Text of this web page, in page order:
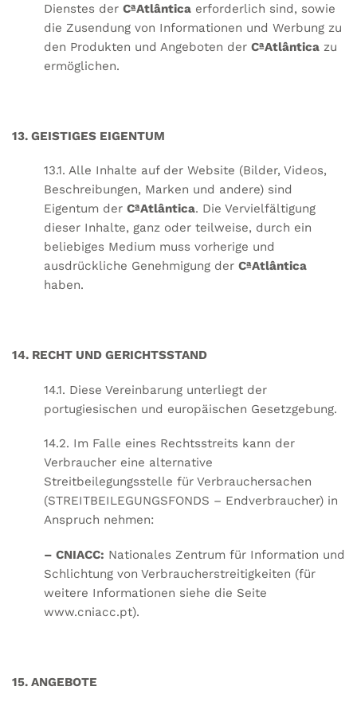
Dienstes der CªAtlântica erforderlich sind, sowie
die Zusendung von Informationen und Werbung zu
den Produkten und Angeboten der CªAtlântica zu
ermöglichen.
13. GEISTIGES EIGENTUM
13.1. Alle Inhalte auf der Website (Bilder, Videos,
Beschreibungen, Marken und andere) sind
Eigentum der CªAtlântica. Die Vervielfältigung
dieser Inhalte, ganz oder teilweise, durch ein
beliebiges Medium muss vorherige und
ausdrückliche Genehmigung der CªAtlântica
haben.
14. RECHT UND GERICHTSSTAND
14.1. Diese Vereinbarung unterliegt der
portugiesischen und europäischen Gesetzgebung.
14.2. Im Falle eines Rechtsstreits kann der
Verbraucher eine alternative
Streitbeilegungsstelle für Verbrauchersachen
(STREITBEILEGUNGSFONDS – Endverbraucher) in
Anspruch nehmen:
– CNIACC: Nationales Zentrum für Information und
Schlichtung von Verbraucherstreitigkeiten (für
weitere Informationen siehe die Seite
www.cniacc.pt).
15. ANGEBOTE